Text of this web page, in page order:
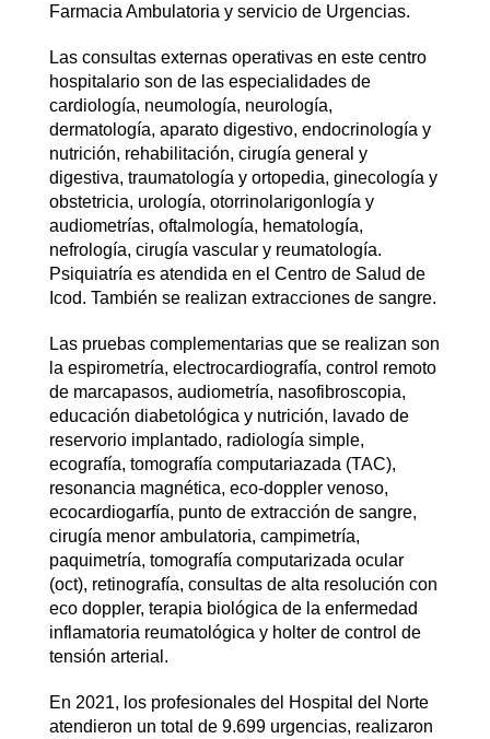
Farmacia Ambulatoria y servicio de Urgencias.
Las consultas externas operativas en este centro
hospitalario son de las especialidades de
cardiología, neumología, neurología,
dermatología, aparato digestivo, endocrinología y
nutrición, rehabilitación, cirugía general y
digestiva, traumatología y ortopedia, ginecología y
obstetricia, urología, otorrinolarigonlogía y
audiometrías, oftalmología, hematología,
nefrología, cirugía vascular y reumatología.
Psiquiatría es atendida en el Centro de Salud de
Icod. También se realizan extracciones de sangre.
Las pruebas complementarias que se realizan son
la espirometría, electrocardiografía, control remoto
de marcapasos, audiometría, nasofibroscopia,
educación diabetológica y nutrición, lavado de
reservorio implantado, radiología simple,
ecografía, tomografía computariazada (TAC),
resonancia magnética, eco-doppler venoso,
ecocardiogarfía, punto de extracción de sangre,
cirugía menor ambulatoria, campimetría,
paquimetría, tomografía computarizada ocular
(oct), retinografía, consultas de alta resolución con
eco doppler, terapia biológica de la enfermedad
inflamatoria reumatológica y holter de control de
tensión arterial.
En 2021, los profesionales del Hospital del Norte
atendieron un total de 9.699 urgencias, realizaron